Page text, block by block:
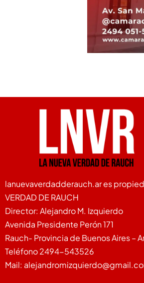
lanuevaverdadderauch.ar es
VERDAD DE RAUCH
Director: Alejandro M. Izquierdo
Avenida Presidente Perón 171
Rauch- Provincia de Buenos Aires –
Teléfono 2494-543526
Mail: